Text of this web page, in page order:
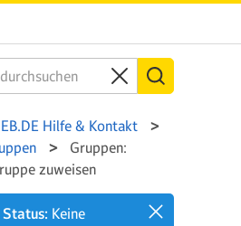
Hilfe & Kontakt
Gruppen:
zuweisen
Keine